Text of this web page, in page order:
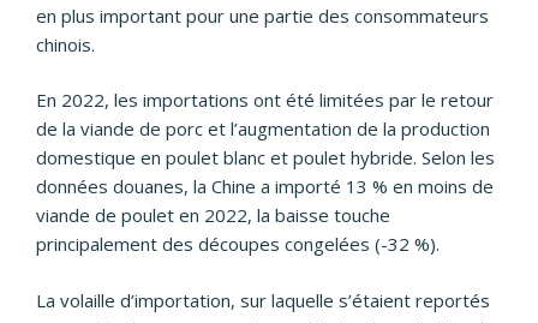
en plus important pour une partie des consommateurs
chinois.
En 2022, les importations ont été limitées par le retour
de la viande de porc et l’augmentation de la production
domestique en poulet blanc et poulet hybride. Selon les
données douanes, la Chine a importé 13 % en moins de
viande de poulet en 2022, la baisse touche
principalement des découpes congelées (-32 %).
La volaille d’importation, sur laquelle s’étaient reportés